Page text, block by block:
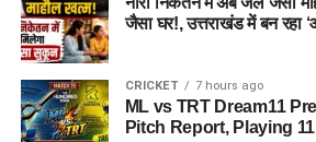
जैसा घर!, उत्तराखंड में बन रहा
CRICKET 7 hours ago
ML vs TRT Dream11
Pitch Report, Playing